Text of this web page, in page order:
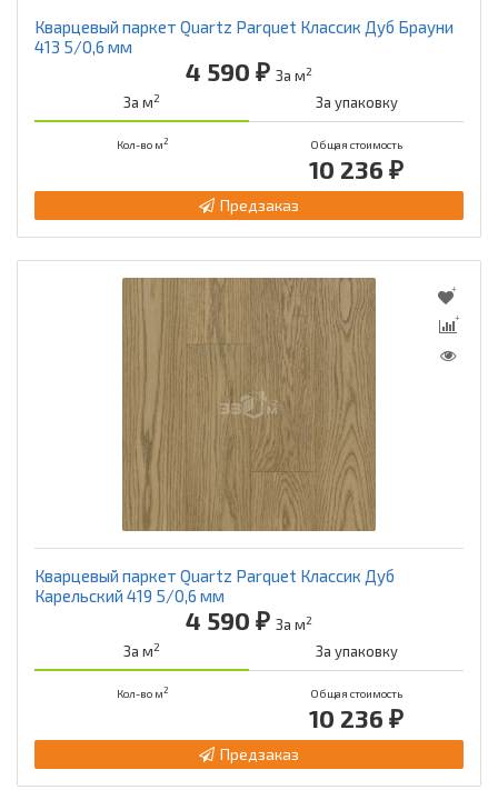
Кварцевый паркет Quartz Parquet Классик Дуб Брауни
413 5/0,6 мм
4 590 ₽ За м2
За м2 За упаковку
Кол-во м2 Общая стоимость
10 236 ₽
Предзаказ
Кварцевый паркет Quartz Parquet Классик Дуб
Карельский 419 5/0,6 мм
4 590 ₽ За м2
За м2 За упаковку
Кол-во м2 Общая стоимость
10 236 ₽
Предзаказ